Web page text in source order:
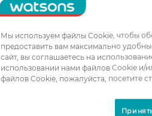
Мы используем файлы Cookie, чтобы
предоставить вам максимально
сайт, вы соглашаетесь на
использовании нами файлов Cookie и/
файлов Cookie, пожалуйста, посетите